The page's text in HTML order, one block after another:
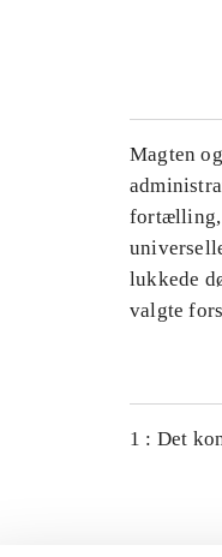
Magten
fortælling,
lukkede
valgte
1 : Det